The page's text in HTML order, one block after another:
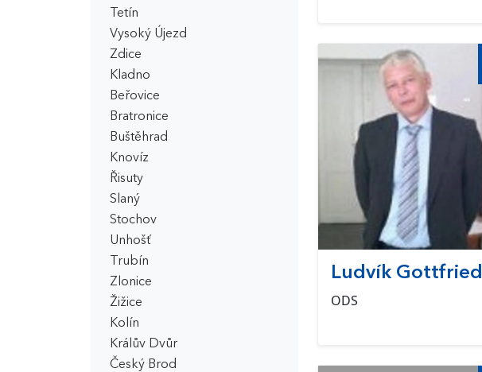
Tetín
Vysoký Újezd
Zdice
Kladno
Beřovice
Bratronice
Buštěhrad
Knovíz
Řisuty
Slaný
Stochov
Unhošť
Trubín
Zlonice
Žižice
Kolín
Králův Dvůr
Český Brod
Ludvík Gottfried
ODS